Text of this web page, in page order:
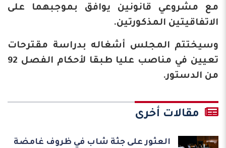
مع مشروعي قانونين يوافق بموجبهما على
الاتفاقيتين المذكورتين.
وسيختتم المجلس أشغاله بدراسة مقترحات
تعيين في مناصب عليا طبقا لأحكام الفصل 92
من الدستور.
مقالات أخرى
العثور على جثة شاب في ظروف غامضة